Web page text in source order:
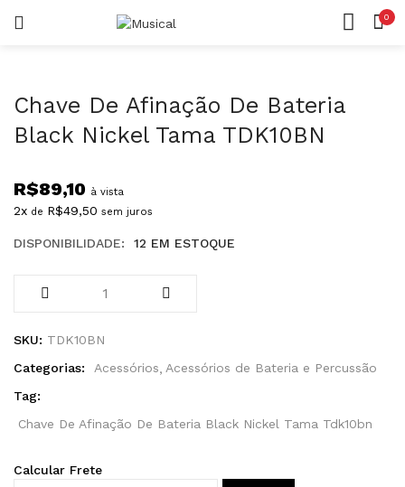
0
Lembrar-me
Senha perdida?
Chave De Afinação De Bateria
Black Nickel Tama TDK10BN
R$89,10 à vista
2x de R$49,50 sem juros
DISPONIBILIDADE: 12 EM ESTOQUE
SKU: TDK10BN
Categorias:
Acessórios Acessórios de Bateria e Percussão
Tag:
Chave De Afinação De Bateria Black Nickel Tama Tdk10bn
Calcular Frete